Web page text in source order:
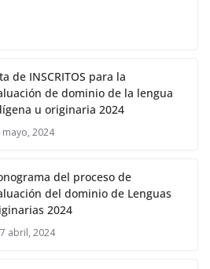
de INSCRITOS para la
de dominio de la lengua
u originaria 2024
mayo, 2024
del proceso de
del dominio de Lenguas
2024
abril, 2024